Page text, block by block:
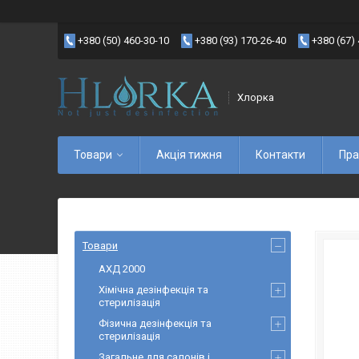
+380 (50) 460-30-10 +380 (93) 170-26-40 +380 (67)
Хлорка
Товари Акція тижня Контакти
Товари
АХД 2000
Хімічна дезінфекція та
стерилізація
Фізична дезінфекція та
стерилізація